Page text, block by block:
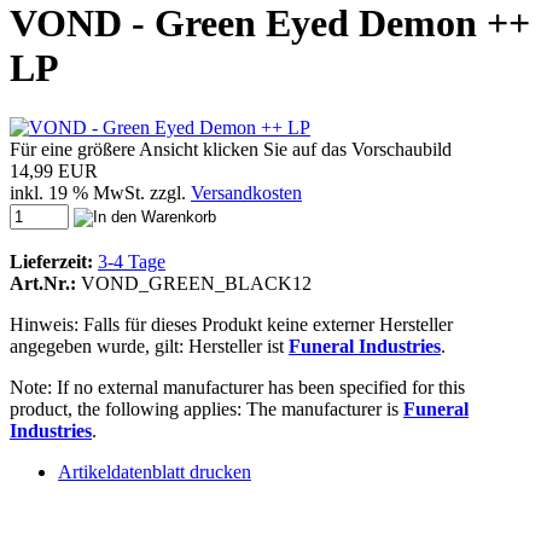
VOND - Green Eyed Demon ++
LP
Für eine größere Ansicht klicken Sie auf das Vorschaubild
14,99 EUR
inkl. 19 % MwSt. zzgl. Versandkosten
Lieferzeit: 3-4 Tage
Art.Nr.: VOND_GREEN_BLACK12
Hinweis: Falls für dieses Produkt keine externer Hersteller
angegeben wurde, gilt: Hersteller ist Funeral Industries.
Note: If no external manufacturer has been specified for this
product, the following applies: The manufacturer is Funeral
Industries.
Artikeldatenblatt drucken